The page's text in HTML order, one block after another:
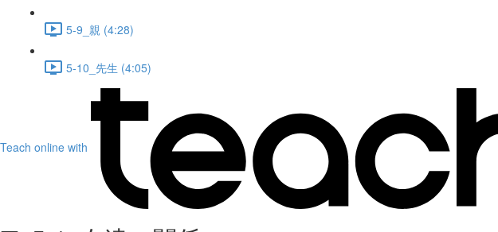
5-9_親 (4:28)
5-10_先生 (4:05)
Teach online with